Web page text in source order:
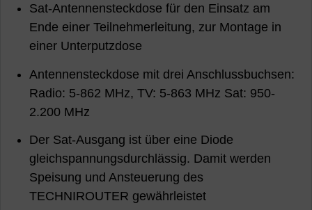
Sat-Antennensteckdose für den Einsatz am
Ende einer Teilnehmerleitung, zur Montage in
einer Unterputzdose
Antennensteckdose mit drei Anschlussbuchsen:
Radio: 5-862 MHz, TV: 5-863 MHz Sat: 950-
2.200 MHz
Der Sat-Ausgang ist über eine Diode
gleichspannungsdurchlässig. Damit werden
Speisung und Ansteuerung des
TECHNIROUTER gewährleistet